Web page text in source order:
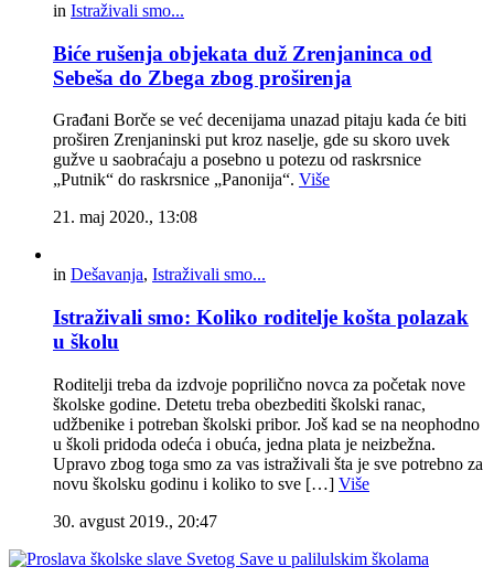
in Istraživali smo...
Biće rušenja objekata duž Zrenjaninca od
Sebeša do Zbega zbog proširenja
Građani Borče se već decenijama unazad pitaju kada će biti
proširen Zrenjaninski put kroz naselje, gde su skoro uvek
gužve u saobraćaju a posebno u potezu od raskrsnice
„Putnik“ do raskrsnice „Panonija“. Više
21. maj 2020., 13:08
in Dešavanja, Istraživali smo...
Istraživali smo: Koliko roditelje košta polazak
u školu
Roditelji treba da izdvoje poprilično novca za početak nove
školske godine. Detetu treba obezbediti školski ranac,
udžbenike i potreban školski pribor. Još kad se na neophodno
u školi pridoda odeća i obuća, jedna plata je neizbežna.
Upravo zbog toga smo za vas istraživali šta je sve potrebno za
novu školsku godinu i koliko to sve […] Više
30. avgust 2019., 20:47